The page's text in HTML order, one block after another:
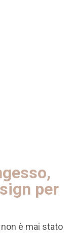
per
è mai stato